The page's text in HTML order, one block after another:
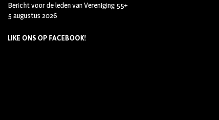
Bericht voor de leden van Vereniging 55+
5 augustus 2026
LIKE ONS OP FACEBOOK!